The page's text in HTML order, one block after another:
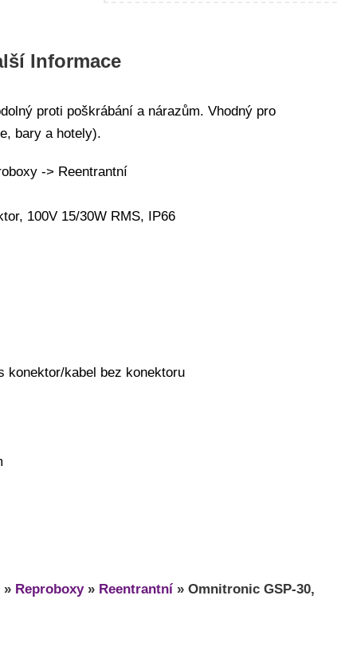
Informace
proti poškrábání a nárazům. Vhodný pro
bary a hotely).
-> Reentrantní
100V 15/30W RMS, IP66
konektor/kabel bez konektoru
» Reproboxy» Reentrantní » Omnitronic GSP-30,